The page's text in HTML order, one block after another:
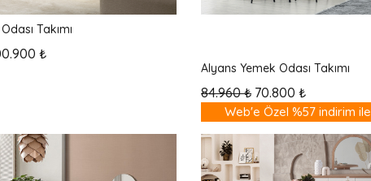
Takımı
₺
Alyans Yemek Odası Takımı
84.960 ₺ 70.800 ₺
%57
Web'e Özel %57 indirim ile